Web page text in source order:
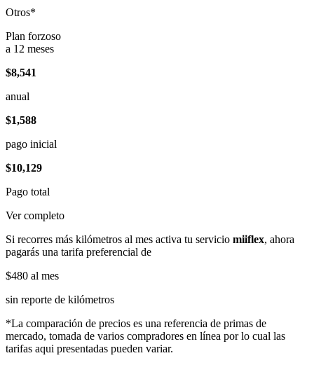
Otros*
Plan forzoso
a 12 meses
$8,541
anual
$1,588
pago inicial
$10,129
Pago total
Ver completo
Si recorres más kilómetros al mes activa tu servicio miiflex, ahora
pagarás una tarifa preferencial de
$480 al mes
sin reporte de kilómetros
*La comparación de precios es una referencia de primas de
mercado, tomada de varios compradores en línea por lo cual las
tarifas aqui presentadas pueden variar.